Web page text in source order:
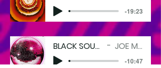
-19:23
BLACK SOUNDS MATTER JOE MORGANO
-10:47